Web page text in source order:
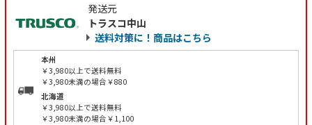
発送元
トラスコ中山
送料対策に！商品はこちら
本州
￥3,980以上で送料無料
￥3,980未満の場合￥880
北海道
￥3,980以上で送料無料
￥3,980未満の場合￥1,100